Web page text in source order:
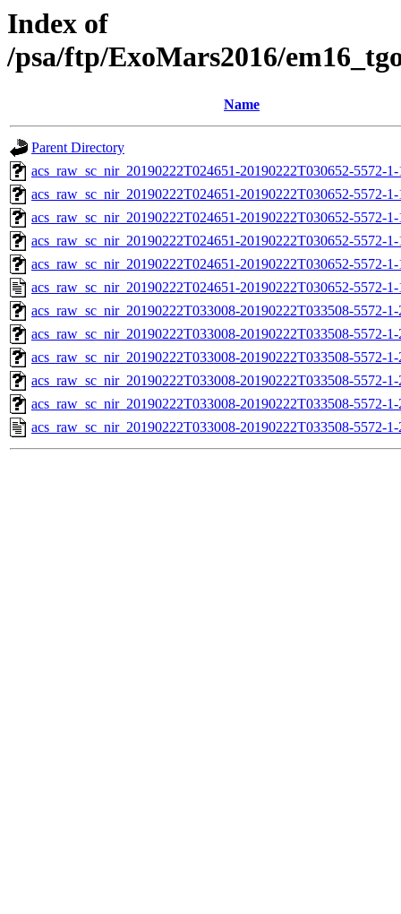
Index of
/psa/ftp/ExoMars2016/
Name
Parent Directory
acs_raw_sc_nir_20190222T024651-20190222T030652-5572-
acs_raw_sc_nir_20190222T024651-20190222T030652-5572-
acs_raw_sc_nir_20190222T024651-20190222T030652-5572-
acs_raw_sc_nir_20190222T024651-20190222T030652-5572-
acs_raw_sc_nir_20190222T024651-20190222T030652-5572-
acs_raw_sc_nir_20190222T024651-20190222T030652-5572-
acs_raw_sc_nir_20190222T033008-20190222T033508-5572-
acs_raw_sc_nir_20190222T033008-20190222T033508-5572-
acs_raw_sc_nir_20190222T033008-20190222T033508-5572-
acs_raw_sc_nir_20190222T033008-20190222T033508-5572-
acs_raw_sc_nir_20190222T033008-20190222T033508-5572-
acs_raw_sc_nir_20190222T033008-20190222T033508-5572-